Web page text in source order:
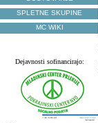
SPLETNE SKUPINE
MC WIKI
Dejavnosti sofinancirajo: